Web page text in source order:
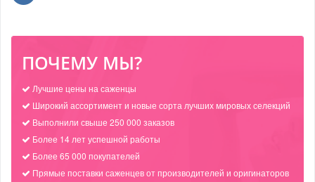
ПОЧЕМУ МЫ?
Лучшие цены на саженцы
Широкий ассортимент и новые сорта лучших мировых селекций
Выполнили свыше 250 000 заказов
Более 14 лет успешной работы
Более 65 000 покупателей
Прямые поставки саженцев от производителей и оригинаторов